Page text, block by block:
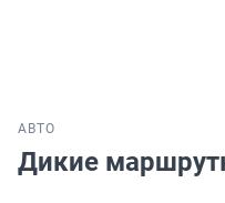
АВТО
Дикие